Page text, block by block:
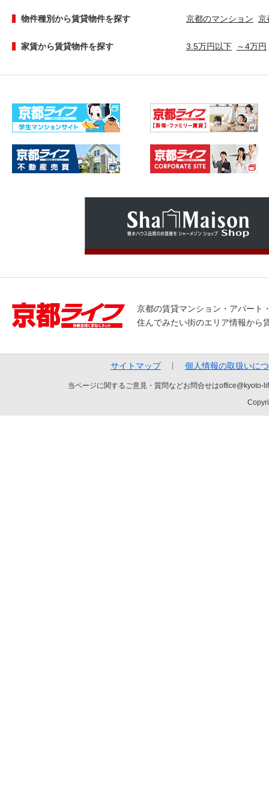
物件種別から賃貸物件を探す 京都のマンション 京
家賃から賃貸物件を探す 3.5万円以下 ～4万円
京都の賃貸マンション・アパート
住んでみたい街のエリア情報から
サイトマップ 個人情報の取扱いに
当ページに関するご意見・質問などお問合せは